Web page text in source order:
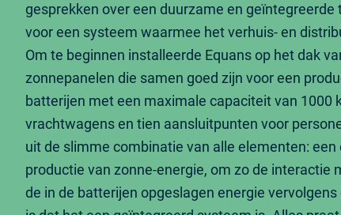
gesprekken over een duurzame en
voor een systeem waarmee het verhuis- en
Om te beginnen installeerde Equans op het dak
zonnepanelen die samen goed zijn voor een
batterijen met een maximale capaciteit van 1000
vrachtwagens en tien aansluitpunten voor
uit de slimme combinatie van alle elementen:
productie van zonne-energie, om zo de
de in de batterijen opgeslagen energie